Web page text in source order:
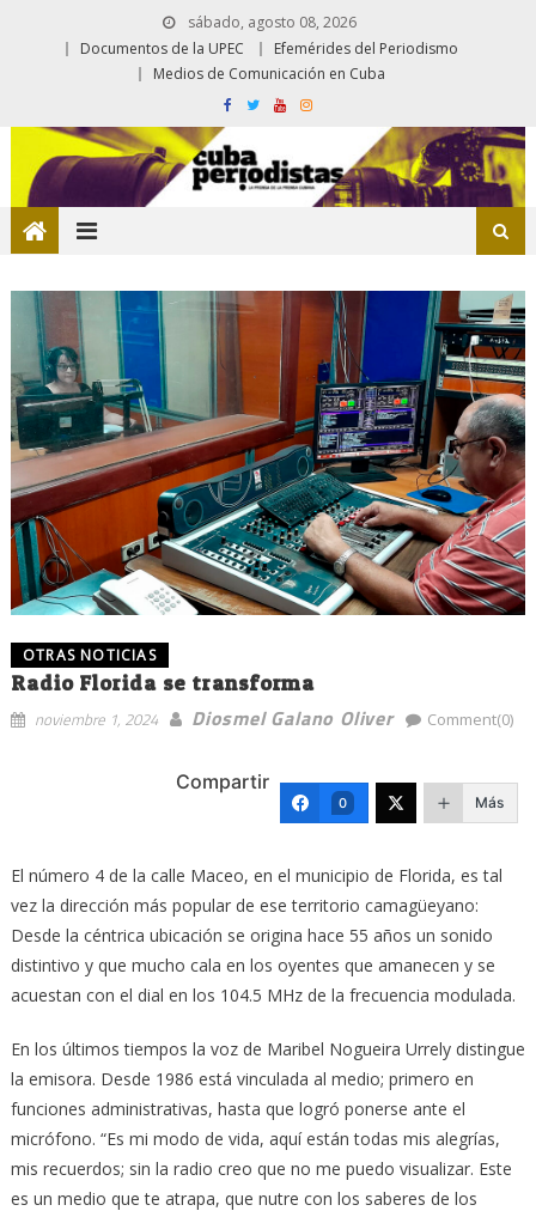
sábado, agosto 08, 2026
Documentos de la UPEC
Efemérides del Periodismo
Medios de Comunicación en Cuba
OTRAS NOTICIAS
Radio Florida se transforma
noviembre 1, 2024 Diosmel Galano Oliver Comment(0)
Compartir
0 Más
El número 4 de la calle Maceo, en el municipio de Florida, es tal
vez la dirección más popular de ese territorio camagüeyano:
Desde la céntrica ubicación se origina hace 55 años un sonido
distintivo y que mucho cala en los oyentes que amanecen y se
acuestan con el dial en los 104.5 MHz de la frecuencia modulada.
En los últimos tiempos la voz de Maribel Nogueira Urrely distingue
la emisora. Desde 1986 está vinculada al medio; primero en
funciones administrativas, hasta que logró ponerse ante el
micrófono. “Es mi modo de vida, aquí están todas mis alegrías,
mis recuerdos; sin la radio creo que no me puedo visualizar. Este
es un medio que te atrapa, que nutre con los saberes de los